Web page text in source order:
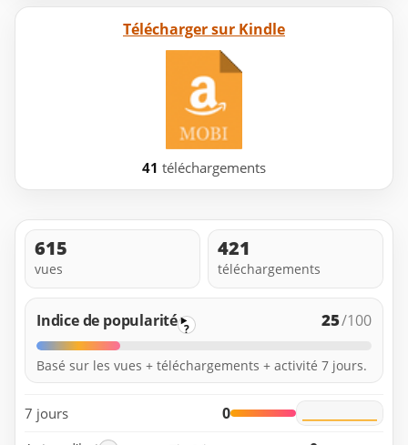
Télécharger sur Kindle
41 téléchargements
615
vues
421
téléchargements
Indice de popularité ? 25/100
Basé sur les vues + téléchargements + activité 7 jours.
7 jours 0